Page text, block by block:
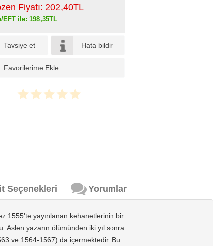
Fiyatı: 202,40TL
EFT ile: 198,35TL
Tavsiye et Hata bildir
Favorilerime Ekle
Seçenekleri Yorumlar
1555'te yayınlanan kehanetlerinin bir
Aslen yazarın ölümünden iki yıl sonra
ve 1564-1567) da içermektedir. Bu